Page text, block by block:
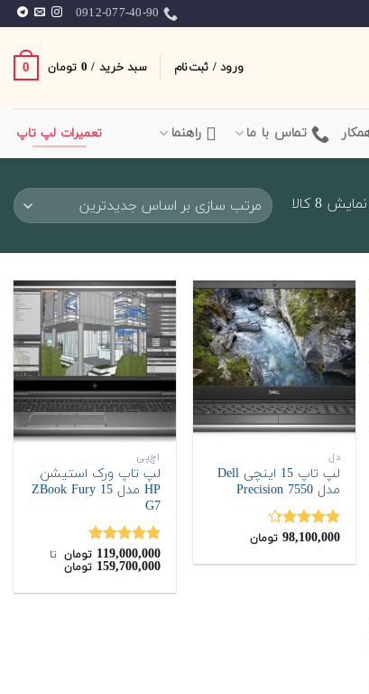
0912-077-40-90
ورود / ثبت‌نام سبد خرید / 0 تومان 0
تماس با ما راهنما تعمیرات لپ تاپ
8 کالا
Sorted
latest
دل
لپ تاپ 15 اینچی Dell
مدل Precision 7550
نمره4.25
98,100,000 تومان
اچ‌پی
لپ تاپ ورک استیشن
HP مدل ZBook Fury 15
G7
نمره5.00
از 5
119,000,000 تومان ‌ تا ‌
159,700,000 تومان